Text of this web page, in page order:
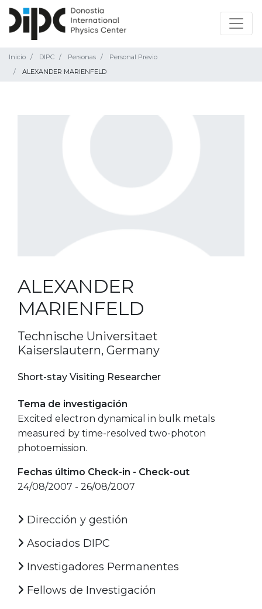
Inicio DIPC Personas
Personal Previo
ALEXANDER MARIENFELD
ALEXANDER
MARIENFELD
Technische Universitaet
Kaiserslautern, Germany
Short-stay Visiting Researcher
Tema de investigación
Excited electron dynamical in bulk metals
measured by time-resolved two-photon
photoemission.
Fechas último Check-in - Check-out
24/08/2007 - 26/08/2007
Dirección y gestión
Asociados DIPC
Investigadores Permanentes
Fellows de Investigación